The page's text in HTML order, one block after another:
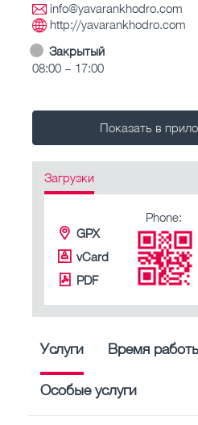
info@yavarankhodro.com
http://yavarankhodro.com
Закрытый
08:00 – 17:00
Показать в
Загрузки
GPX
vCard
PDF
Phone:
Услуги Время
Особые услуги